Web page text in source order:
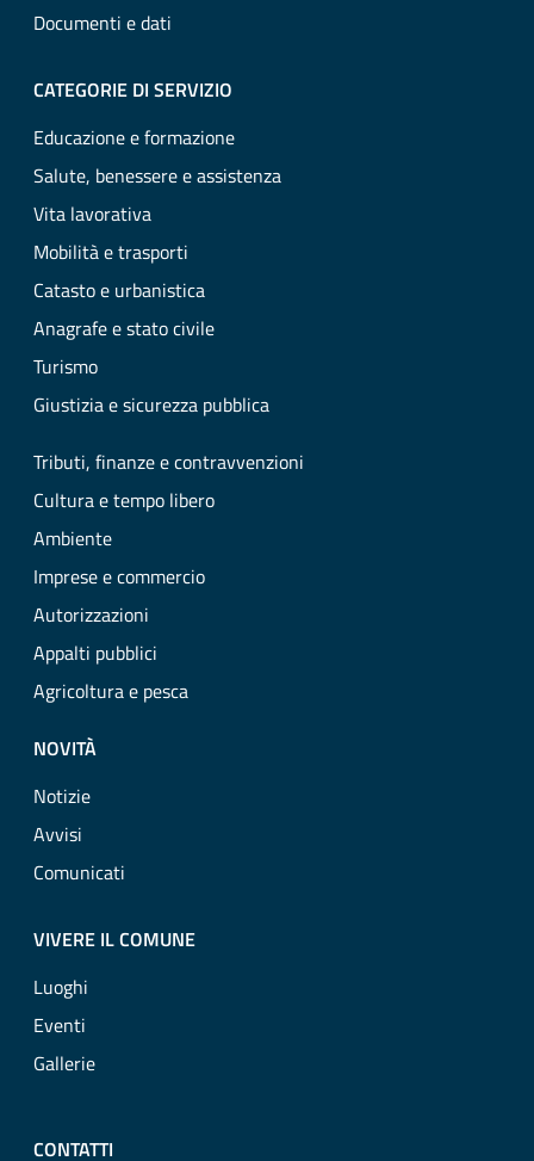
Documenti e dati
CATEGORIE DI SERVIZIO
Educazione e formazione
Salute, benessere e assistenza
Vita lavorativa
Mobilità e trasporti
Catasto e urbanistica
Anagrafe e stato civile
Turismo
Giustizia e sicurezza pubblica
Tributi, finanze e contravvenzioni
Cultura e tempo libero
Ambiente
Imprese e commercio
Autorizzazioni
Appalti pubblici
Agricoltura e pesca
NOVITÀ
Notizie
Avvisi
Comunicati
VIVERE IL COMUNE
Luoghi
Eventi
Gallerie
CONTATTI